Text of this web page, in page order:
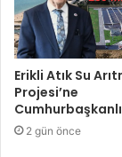
Erikli Atık Su
Projesi’ne
2 gün önce